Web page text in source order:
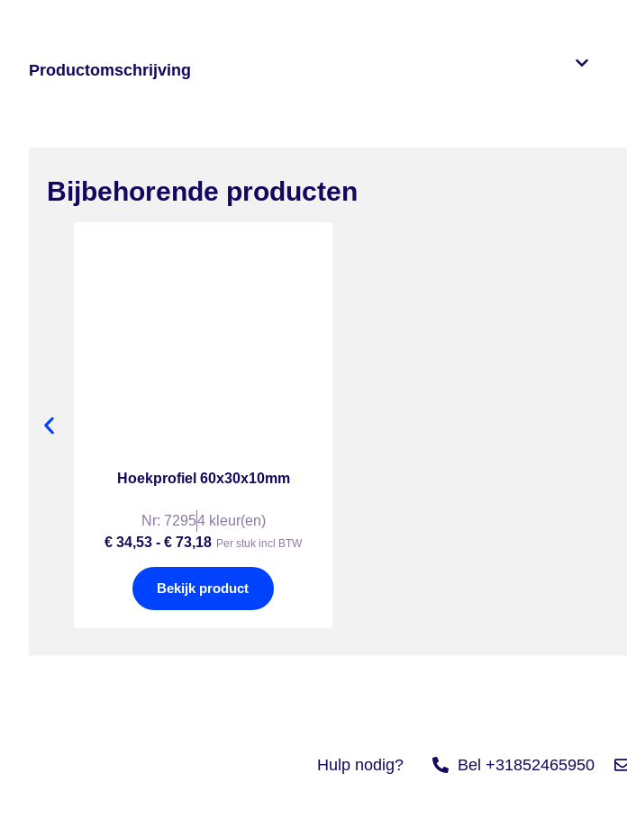
Productomschrijving
Bijbehorende producten
Hoekprofiel 60x30x10mm
Nr: 72954 kleur(en)
€ 34,53 - € 73,18 Per stuk incl BTW
Bekijk product
Hulp nodig? Bel +31852465950